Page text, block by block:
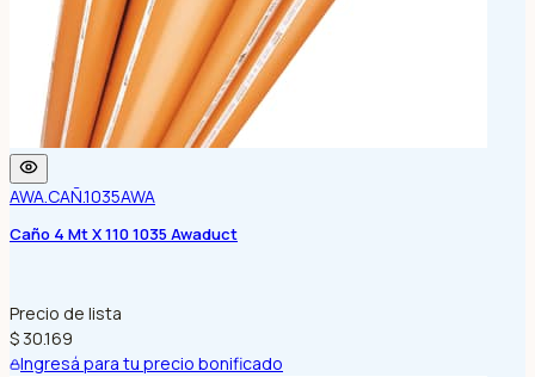
AWA.CAÑ.1035AWA
Caño 4 Mt X 110 1035 Awaduct
Precio de lista
$ 30.169
Ingresá para tu precio bonificado